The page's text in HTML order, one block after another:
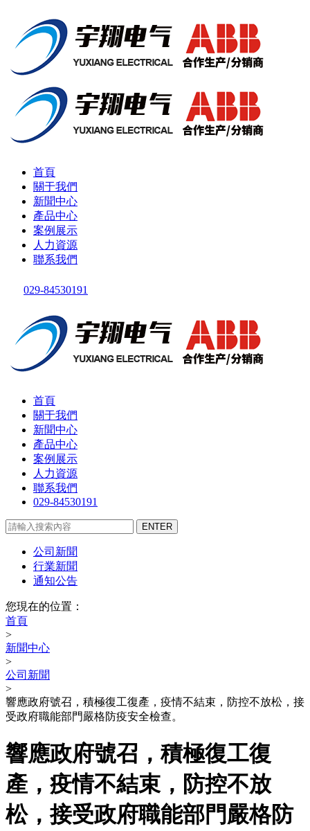
首頁
關于我們
新聞中心
產品中心
案例展示
人力資源
聯系我們
029-84530191
首頁
關于我們
新聞中心
產品中心
案例展示
人力資源
聯系我們
029-84530191
公司新聞
行業新聞
通知公告
您現在的位置：
首頁
>
新聞中心
>
公司新聞
>
響應政府號召，積極復工復產，疫情不結束，防控不放松，接
受政府職能部門嚴格防疫安全檢查。
響應政府號召，積極復工復
產，疫情不結束，防控不放
松，接受政府職能部門嚴格防